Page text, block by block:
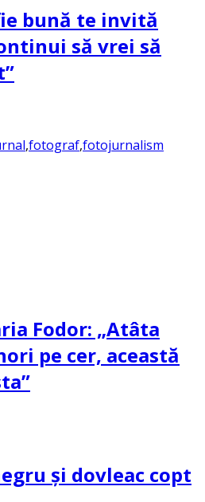
bună te invită
să vrei să
,fotograf,fotojurnalism
Fodor: „Atâta
pe cer, această
și dovleac copt